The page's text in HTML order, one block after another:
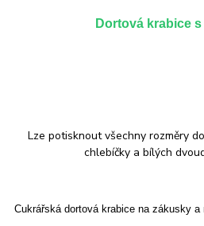
Dortová krabice
Lze potisknout všechny rozměry
chlebíčky a bílých
Cukrářská dortová krabice na zákusky